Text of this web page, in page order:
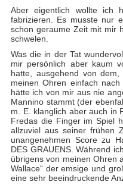
Aber eigentlich wollte ich
fabrizieren. Es musste nur
schon geraume Zeit mit mir
schwelen.
Was die in der Tat
mir persönlich aber kaum
hatte, ausgehend von
meinen Ohren einfach
hätte ich von mir aus nie
Mannino stammt (der
m. E. klanglich aber auch in
Fredas die Finger im Spiel
allzuviel aus seiner frühen
unangenehmen Score zu
DES GRAUENS. Während
übrigens von meinen Ohren
Wallace“ der emsige und
eine sehr beeindruckende